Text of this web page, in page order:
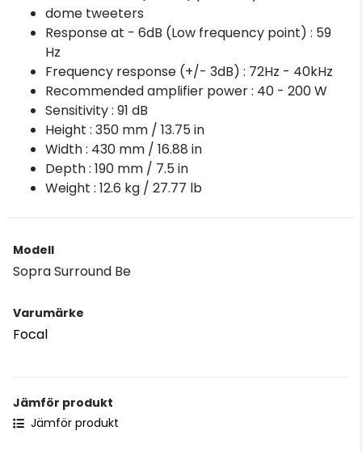
dome tweeters
Response at - 6dB (Low frequency point) : 59
Hz
Frequency response (+/- 3dB) : 72Hz - 40kHz
Recommended amplifier power : 40 - 200 W
Sensitivity : 91 dB
Height : 350 mm / 13.75 in
Width : 430 mm / 16.88 in
Depth : 190 mm / 7.5 in
Weight : 12.6 kg / 27.77 lb
Modell
Sopra Surround Be
Varumärke
Focal
Jämför produkt
Jämför produkt